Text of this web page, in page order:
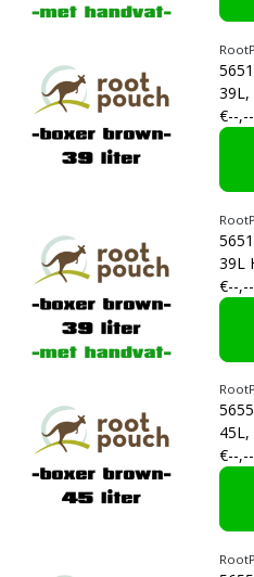
39L,
€--,--
39L
€--,--
€--,--